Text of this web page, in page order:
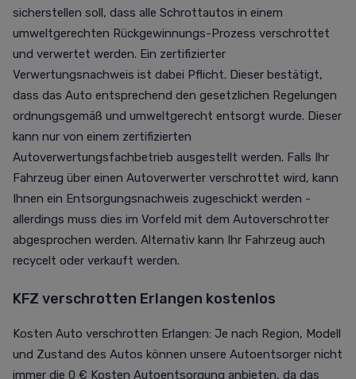
sicherstellen soll, dass alle Schrottautos in einem
umweltgerechten Rückgewinnungs-Prozess verschrottet
und verwertet werden. Ein zertifizierter
Verwertungsnachweis ist dabei Pflicht. Dieser bestätigt,
dass das Auto entsprechend den gesetzlichen Regelungen
ordnungsgemäß und umweltgerecht entsorgt wurde. Dieser
kann nur von einem zertifizierten
Autoverwertungsfachbetrieb ausgestellt werden. Falls Ihr
Fahrzeug über einen Autoverwerter verschrottet wird, kann
Ihnen ein Entsorgungsnachweis zugeschickt werden -
allerdings muss dies im Vorfeld mit dem Autoverschrotter
abgesprochen werden. Alternativ kann Ihr Fahrzeug auch
recycelt oder verkauft werden.
KFZ verschrotten Erlangen kostenlos
Kosten Auto verschrotten Erlangen: Je nach Region, Modell
und Zustand des Autos können unsere Autoentsorger nicht
immer die 0 € Kosten Autoentsorgung anbieten, da das